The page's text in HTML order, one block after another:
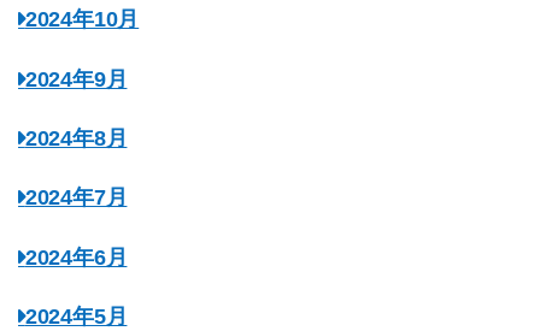
2024年10月
2024年9月
2024年8月
2024年7月
2024年6月
2024年5月